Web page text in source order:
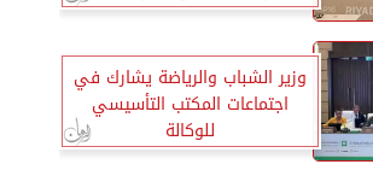
في الرياض
وزير الشباب والرياضة يشارك في
اجتماعات المكتب التأسيسي
للوكالة